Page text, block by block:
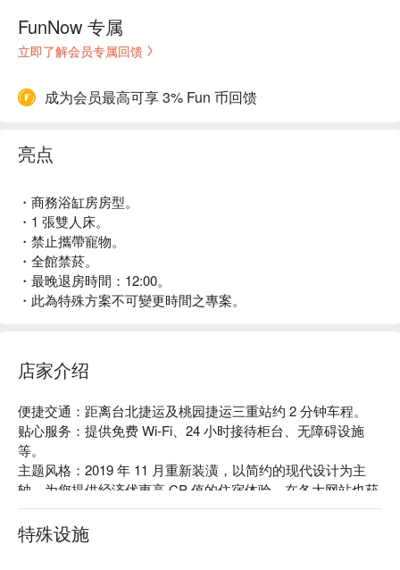
FunNow 专属
立即了解会员专属回馈
成为会员最高可享 3% Fun 币回馈
亮点
・商務浴缸房房型。
・1 張雙人床。
・禁止攜帶寵物。
・全館禁菸。
・最晚退房時間：12:00。
・此為特殊方案不可變更時間之專案。
店家介绍
便捷交通：距离台北捷运及桃园捷运三重站约 2 分钟车程。
贴心服务：提供免费 Wi-Fi、24 小时接待柜台、无障碍设施
等。
主题风格：2019 年 11 月重新装潢，以简约的现代设计为主
轴，为您提供经济优惠高 CP 值的住宿体验，在各大网站也获
得高度评价。
特殊设施